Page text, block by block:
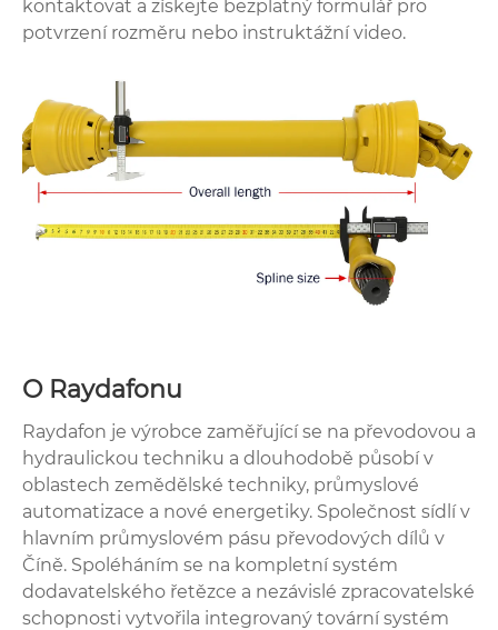
kontaktovat a získejte bezplatný formulář pro
potvrzení rozměru nebo instruktážní video.
O Raydafonu
Raydafon je výrobce zaměřující se na převodovou a
hydraulickou techniku ​​a dlouhodobě působí v
oblastech zemědělské techniky, průmyslové
automatizace a nové energetiky. Společnost sídlí v
hlavním průmyslovém pásu převodových dílů v
Číně. Spoléháním se na kompletní systém
dodavatelského řetězce a nezávislé zpracovatelské
schopnosti vytvořila integrovaný tovární systém